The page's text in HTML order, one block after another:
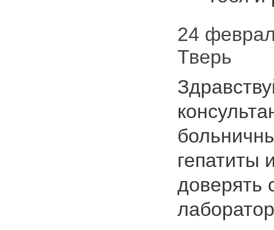
24
Тверь
гепатиты
доверять